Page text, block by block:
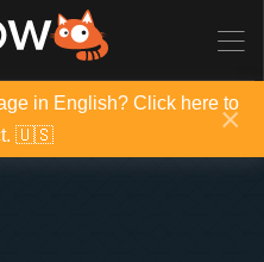
in English? Click here to
🇺🇸
×